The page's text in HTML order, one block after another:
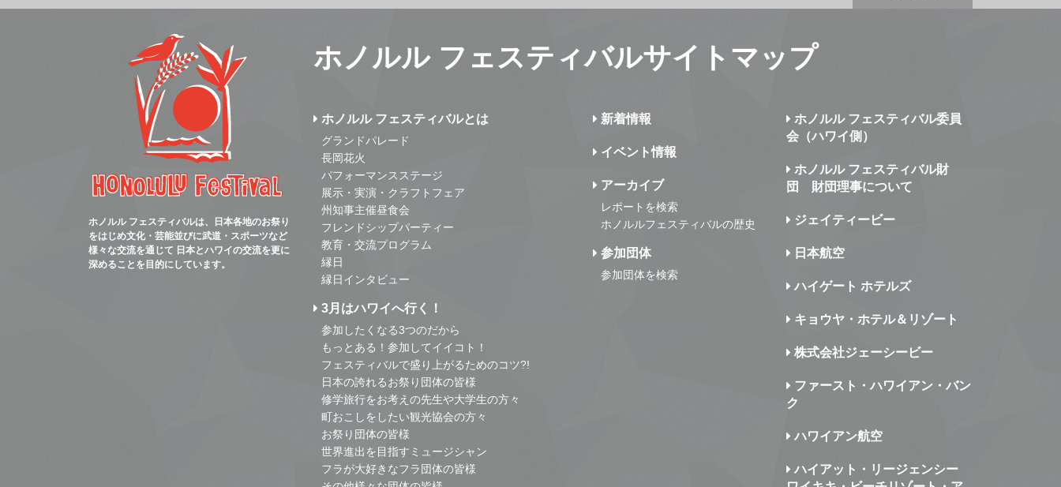
ホノルル フェスティバルは、日本各地のお祭り
をはじめ文化・芸能並びに武道・スポーツなど
様々な交流を通じて 日本とハワイの交流を更に
深めることを目的にしています。
ホノルル フェスティバルサイトマップ
ホノルル フェスティバルとは
グランドパレード
長岡花火
パフォーマンスステージ
展示・実演・クラフトフェア
州知事主催昼食会
フレンドシップパーティー
教育・交流プログラム
縁日
縁日インタビュー
3月はハワイへ行く！
参加したくなる3つのだから
もっとある！参加してイイコト！
フェスティバルで盛り上がるためのコツ?!
日本の誇れるお祭り団体の皆様
修学旅行をお考えの先生や大学生の方々
町おこしをしたい観光協会の方々
お祭り団体の皆様
世界進出を目指すミュージシャン
フラが大好きなフラ団体の皆様
新着情報
イベント情報
アーカイブ
レポートを検索
ホノルルフェスティバルの歴史
参加団体
参加団体を検索
ホノルル フェスティバル委員
会（ハワイ側）
ホノルル フェスティバル財
団 財団理事について
ジェイティービー
日本航空
ハイゲート ホテルズ
キョウヤ・ホテル＆リゾート
株式会社ジェーシービー
ファースト・ハワイアン・バン
ク
ハワイアン航空
ハイアット・リージェンシー